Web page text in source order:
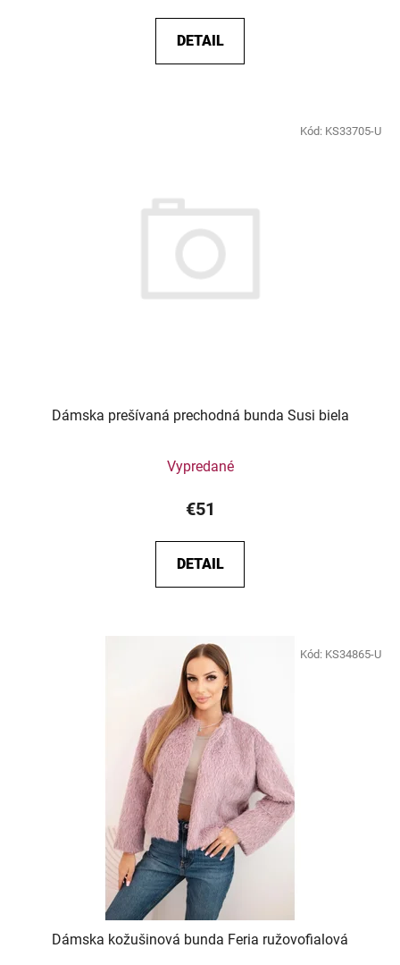
DETAIL
Dámska prešívaná prechodná bunda Susi biela
Vypredané
€51
DETAIL
Kód: KS33705-U
Dámska kožušinová bunda Feria ružovofialová
Kód: KS34865-U